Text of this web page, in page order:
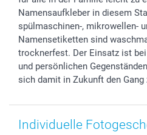
smartfriends
smartgarantie
smartbonus
Namensaufkleber in diesem
spülmaschinen-, mikrowellen-
Namensetiketten sind
trocknerfest. Der Einsatz ist
und persönlichen
sich damit in Zukunft den Gang
Individuelle